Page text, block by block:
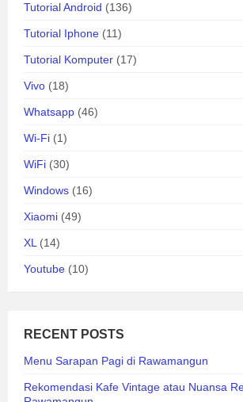
Tutorial Android (136)
Tutorial Iphone (11)
Tutorial Komputer (17)
Vivo (18)
Whatsapp (46)
Wi-Fi (1)
WiFi (30)
Windows (16)
Xiaomi (49)
XL(14)
Youtube (10)
RECENT POSTS
Menu Sarapan Pagi di Rawamangun
Rekomendasi Kafe Vintage atau Nuansa